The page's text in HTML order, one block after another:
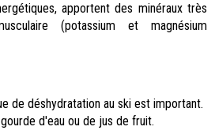
apportent des minéraux très
(potassium et magnésium
de déshydratation au ski est important.
d'eau ou de jus de fruit.